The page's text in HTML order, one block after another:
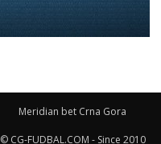
Meridian bet Crna Gora
© CG-FUDBAL.COM - Since 2010